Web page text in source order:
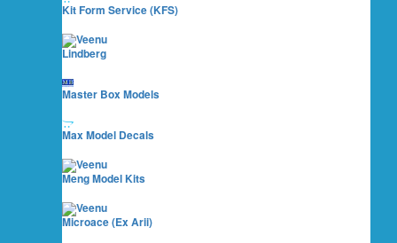
Kit Form Service (KFS)
Lindberg
Master Box Models
Max Model Decals
Meng Model Kits
Microace (ex Arii)